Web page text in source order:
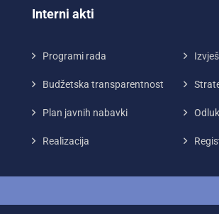
Interni akti
Programi rada
Budžetska transparentnost
Plan javnih nabavki
Realizacija